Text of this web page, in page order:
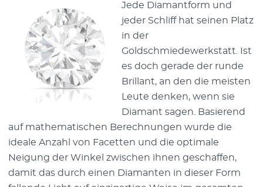
Jede Diamantform und
jeder Schliff hat seinen Platz
in der
Goldschmiedewerkstatt. Ist
es doch gerade der runde
Brillant, an den die meisten
Leute denken, wenn sie
Diamant sagen. Basierend
auf mathematischen Berechnungen wurde die
ideale Anzahl von Facetten und die optimale
Neigung der Winkel zwischen ihnen geschaffen,
damit das durch einen Diamanten in dieser Form